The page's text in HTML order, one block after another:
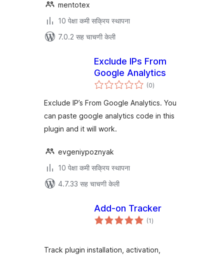
mentotex
10 पेक्षा कमी सक्रिय स्थापना
7.0.2 सह चाचणी केली
Exclude IPs From
Google Analytics
(0एकूण
मूल्यांकन
)
Exclude IP’s From Google Analytics. You
can paste google analytics code in this
plugin and it will work.
evgeniypoznyak
10 पेक्षा कमी सक्रिय स्थापना
4.7.33 सह चाचणी केली
Add-on Tracker
(1एकूण
मूल्यांकन
)
Track plugin installation, activation,